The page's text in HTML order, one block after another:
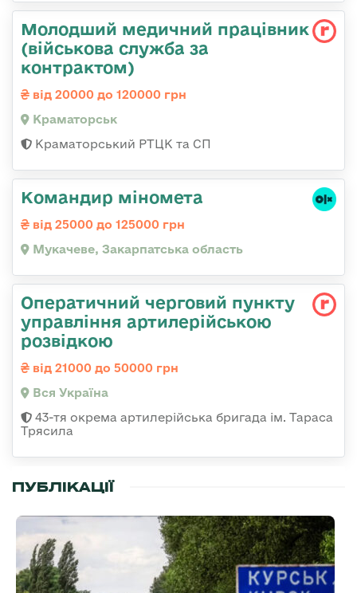
Молодший медичний працівник
(військова служба за
контрактом)
від 20000 до 120000 грн
Краматорськ
Краматорський РТЦК та СП
Командир міномета
від 25000 до 125000 грн
Мукачеве, Закарпатська область
Оператичний черговий пункту
управління артилерійською
розвідкою
від 21000 до 50000 грн
Вся Україна
43-тя окрема артилерійська бригада ім. Тараса
Трясила
ПУБЛІКАЦІЇ